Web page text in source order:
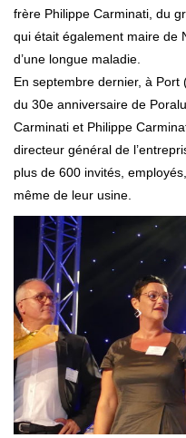
frère Philippe Carminati, du
qui était également maire de
d’une longue maladie.
En septembre dernier, à Port
du 30e anniversaire de
Carminati et Philippe
directeur général de
plus de 600 invités,
même de leur usine.